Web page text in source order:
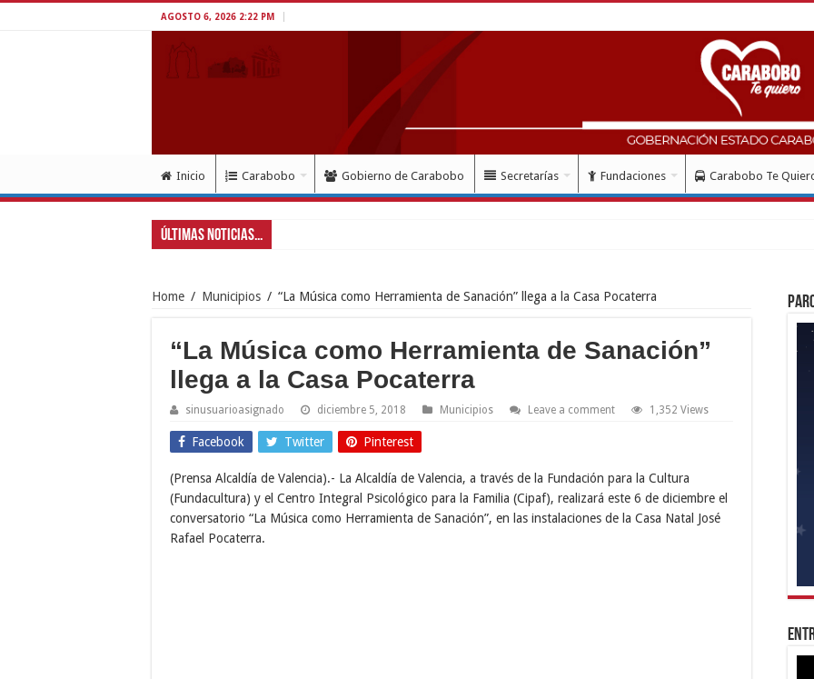
AGOSTO 6, 2026 2:22 PM
Inicio Carabobo Gobierno de Carabobo Secretarías Fundaciones Carabobo Te
Últimas Noticias...
Home / Municipios / “La Música como Herramienta de Sanación” llega a la Casa Pocaterra
“La Música como Herramienta de Sanación”
llega a la Casa Pocaterra
sinusuarioasignado diciembre 5, 2018 Municipios Leave a comment 1,352 Views
Facebook Twitter Pinterest
(Prensa Alcaldía de Valencia).- La Alcaldía de Valencia, a través de la Fundación para la Cultura
(Fundacultura) y el Centro Integral Psicológico para la Familia (Cipaf), realizará este 6 de diciembre el
conversatorio “La Música como Herramienta de Sanación”, en las instalaciones de la Casa Natal José
Rafael Pocaterra.